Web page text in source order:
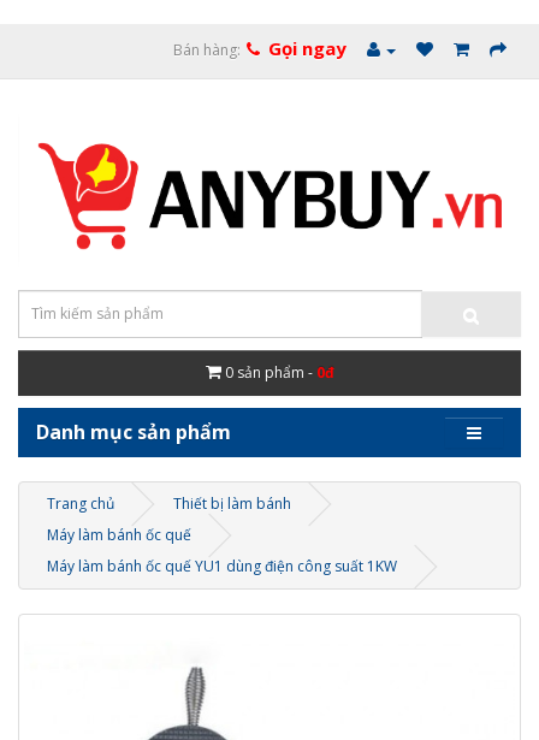
Bán hàng: Gọi ngay
0 sản phẩm - 0đ
Danh mục sản phẩm
Trang chủ
Thiết bị làm bánh
Máy làm bánh ốc quế
Máy làm bánh ốc quế YU1 dùng điện công suất 1KW